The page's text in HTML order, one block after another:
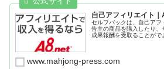
自己アフィリエイト
セルフバックは、自己ア
告主の商品を購入したり、
成果報酬を受取ることがで
www.mahjong-press.com